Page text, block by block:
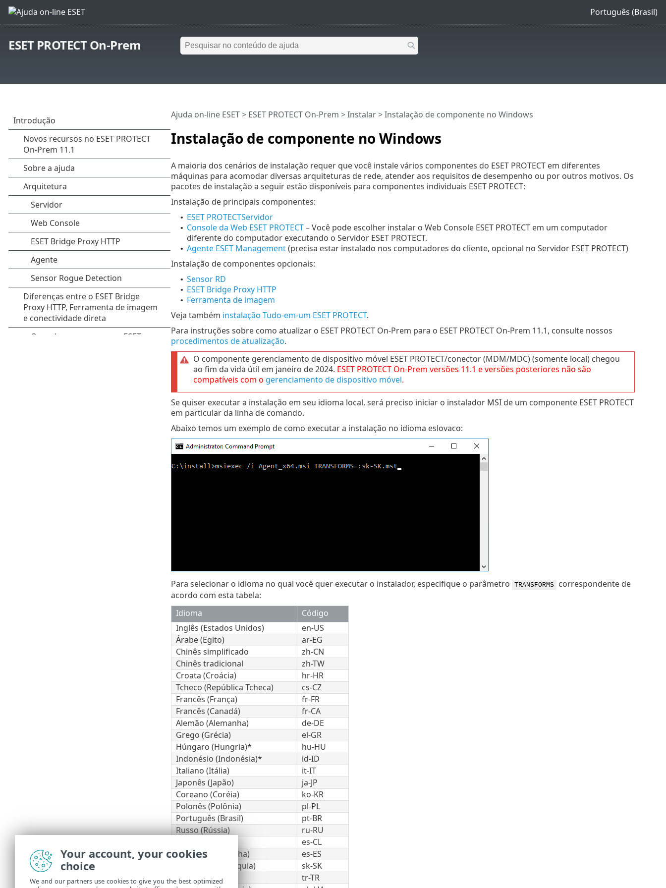
Português (Brasil)
ESET PROTECT On-Prem
Instalação de componente no Windows
Ajuda on-line ESET> ESET PROTECT On-Prem >Instalar> Instalação de componente no Windows
A maioria dos cenários de instalação requer que você instale vários componentes do ESET PROTECT em diferentes
máquinas para acomodar diversas arquiteturas de rede, atender aos requisitos de desempenho ou por outros motivos. Os
pacotes de instalação a seguir estão disponíveis para componentes individuais ESET PROTECT:
Instalação de principais componentes:
• ESET PROTECTServidor
• Console da Web ESET PROTECT–Você pode escolher instalar o Web Console ESET PROTECT em um computador
diferente do computador executando o Servidor ESET PROTECT.
• Agente ESET Management(precisa estar instalado nos computadores do cliente, opcional no Servidor ESET PROTECT)
Instalação de componentes opcionais:
• Sensor RD
• ESET Bridge Proxy HTTP
• Ferramenta de imagem
Veja também instalação Tudo-em-um ESET PROTECT.
Para instruções sobre como atualizar o ESET PROTECT On-Prem para o ESET PROTECT On-Prem 11.1, consulte nossos
procedimentos de atualização.
O componente gerenciamento de dispositivo móvel ESET PROTECT/conector (MDM/MDC) (somente local) chegou
ao fim da vida útil em janeiro de 2024. ESET PROTECT On-Prem versões 11.1 e versões posteriores não são
compatíveis com o gerenciamento de dispositivo móvel.
Se quiser executar a instalação em seu idioma local, será preciso iniciar o instalador MSI de um componente ESET PROTECT
em particular da linha de comando.
Abaixo temos um exemplo de como executar a instalação no idioma eslovaco:
Para selecionar o idioma no qual você quer executar o instalador, especifique o parâmetro TRANSFORMS
correspondente de
acordo com esta tabela:
Idioma
Código
Inglês (Estados Unidos)
en-US
Árabe (Egito)
ar-EG
Chinês simplificado
zh-CN
Chinês tradicional
zh-TW
Croata (Croácia)
hr-HR
Tcheco (República Tcheca)
cs-CZ
Francês (França)
fr-FR
Francês (Canadá)
fr-CA
Alemão (Alemanha)
de-DE
Grego (Grécia)
el-GR
Húngaro (Hungria)*
hu-HU
Indonésio (Indonésia)*
id-ID
Italiano (Itália)
it-IT
Japonês (Japão)
ja-JP
Coreano (Coréia)
ko-KR
Polonês (Polônia)
pl-PL
Português (Brasil)
pt-BR
Russo (Rússia)
ru-RU
es-CL
Espanhol (Espanha)
es-ES
Eslovaco (Eslováquia)
sk-SK
Turco (Turquia)
tr-TR
Your account, your cookies
choice
We and our partners use cookies to give you the best optimized